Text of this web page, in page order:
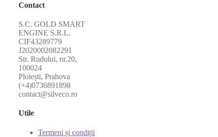
Contact
S.C. GOLD SMART
ENGINE S.R.L.
CIF43289779
J2020002082291
Str. Rudului, nr.20,
100024
Ploiești, Prahova
(+4)0736891898
contact@silveco.ro
Utile
Termeni și condiții